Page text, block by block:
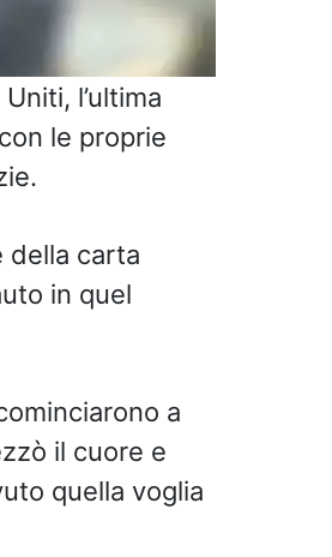
l’ultima
le proprie
della carta
in quel
a
il cuore e
quella voglia